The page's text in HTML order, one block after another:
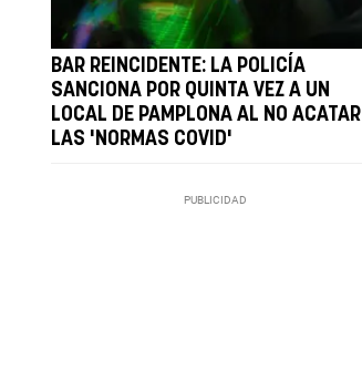
BAR REINCIDENTE: LA POLICÍA
SANCIONA POR QUINTA VEZ A UN
LOCAL DE PAMPLONA AL NO ACATAR
LAS 'NORMAS COVID'